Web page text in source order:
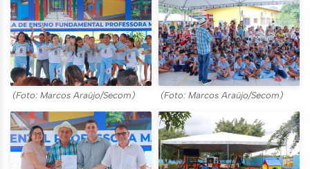
(Foto: Marcos Araújo/Secom) (Foto: Marcos Araújo/Secom)